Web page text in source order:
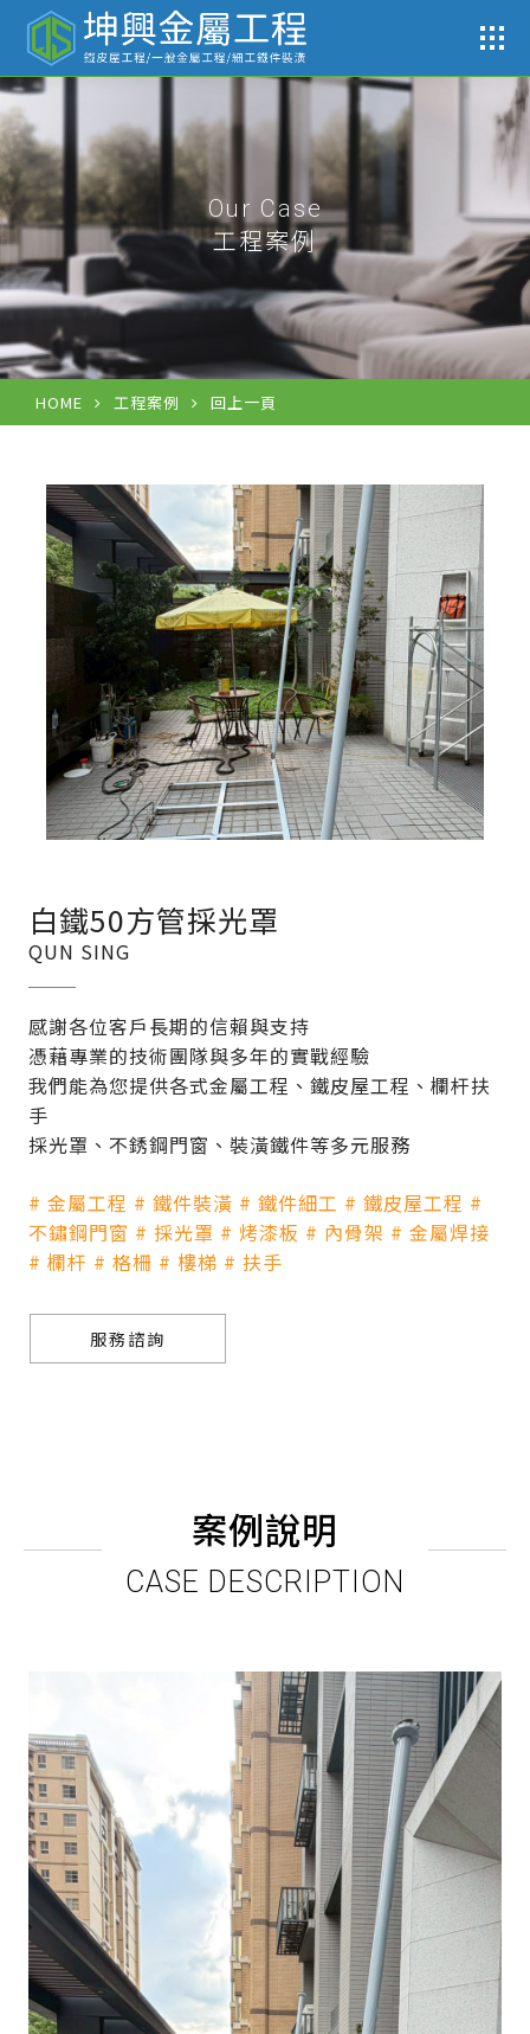
Our Case
工程案例
HOME 工程案例 回上一頁
白鐵50方管採光罩
QUN SING
感謝各位客戶長期的信賴與支持
憑藉專業的技術團隊與多年的實戰經驗
我們能為您提供各式金屬工程、鐵皮屋工程、欄杆扶
手
採光罩、不銹鋼門窗、裝潢鐵件等多元服務
# 金屬工程 # 鐵件裝潢 # 鐵件細工 # 鐵皮屋工程 #
不鏽鋼門窗 # 採光罩 # 烤漆板 # 內骨架 # 金屬焊接
# 欄杆 # 格柵 # 樓梯 # 扶手
服務諮詢
案例說明
CASE DESCRIPTION